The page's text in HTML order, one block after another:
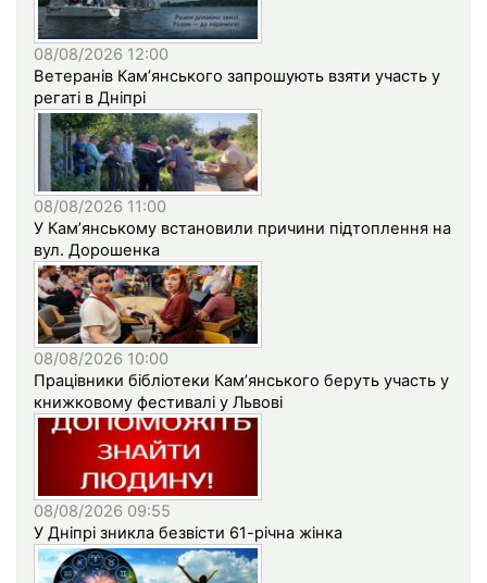
08/08/2026 12:00
Ветеранів Кам’янського запрошують взяти участь у
регаті в Дніпрі
08/08/2026 11:00
У Кам’янському встановили причини підтоплення на
вул. Дорошенка
08/08/2026 10:00
Працівники бібліотеки Кам’янського беруть участь у
книжковому фестивалі у Львові
08/08/2026 09:55
У Дніпрі зникла безвісти 61-річна жінка